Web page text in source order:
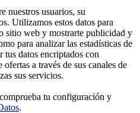
nuestros usuarios, su
Utilizamos estos datos para
sitio web y mostrarte publicidad y
para analizar las estadísticas de
tus datos encriptados con
a través de sus canales de
sus servicios.
tu configuración y
.